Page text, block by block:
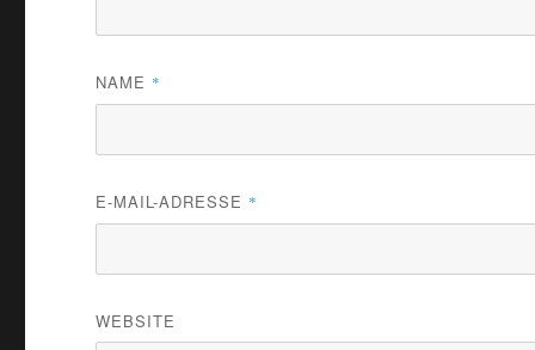
NAME *
E-MAIL-ADRESSE *
WEBSITE